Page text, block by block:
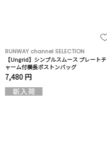
RUNWAY channel SELECTION
【Ungrid】シンプルスムース プレートチ
ャーム付横長ボストンバッグ
7,480 円